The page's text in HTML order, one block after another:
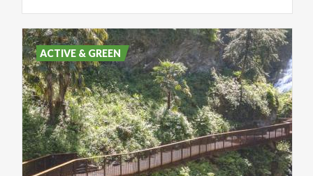
ACTIVE & GREEN